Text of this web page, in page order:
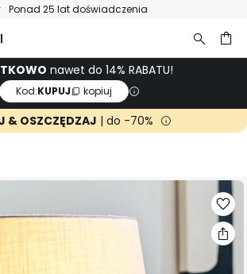
Ponad 25 lat doświadczenia
nawet do 14% RABATU!
Kod:KUPUJ kopiuj
& OSZCZĘDZAJ | do -70%